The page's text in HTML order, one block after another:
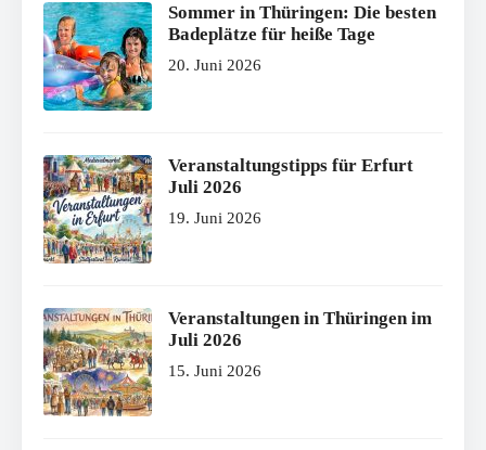
Sommer in Thüringen: Die besten
Badeplätze für heiße Tage
20. Juni 2026
Veranstaltungstipps für Erfurt
Juli 2026
19. Juni 2026
Veranstaltungen in Thüringen im
Juli 2026
15. Juni 2026